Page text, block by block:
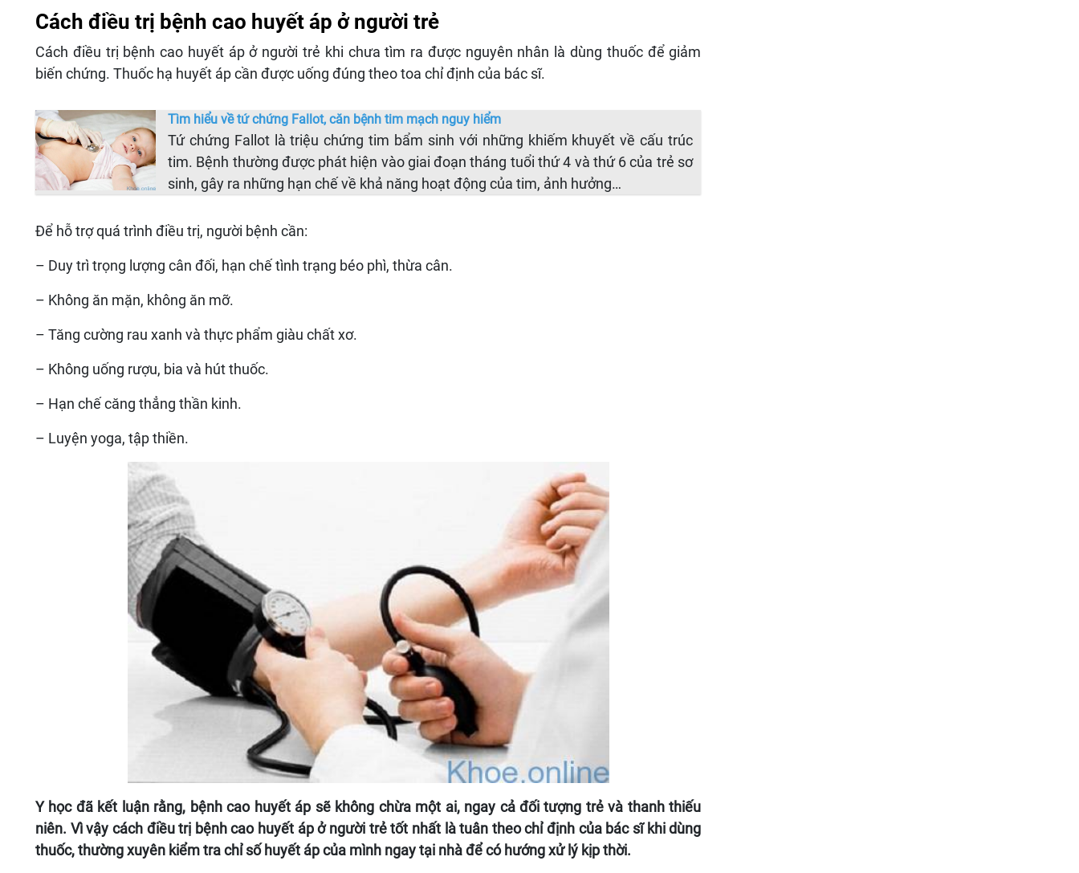
Cách điều trị bệnh cao huyết áp ở người trẻ
Cách điều trị bệnh cao huyết áp ở người trẻ khi chưa tìm ra được nguyên nhân là dùng thuốc để giảm
biến chứng. Thuốc hạ huyết áp cần được uống đúng theo toa chỉ định của bác sĩ.
Tìm hiểu về tứ chứng Fallot, căn bệnh tim mạch nguy hiểm
Tứ chứng Fallot là triệu chứng tim bẩm sinh với những khiếm khuyết về cấu trúc
tim. Bệnh thường được phát hiện vào giai đoạn tháng tuổi thứ 4 và thứ 6 của trẻ sơ
sinh, gây ra những hạn chế về khả năng hoạt động của tim, ảnh hưởng…
Để hỗ trợ quá trình điều trị, người bệnh cần:
– Duy trì trọng lượng cân đối, hạn chế tình trạng béo phì, thừa cân.
– Không ăn mặn, không ăn mỡ.
– Tăng cường rau xanh và thực phẩm giàu chất xơ.
– Không uống rượu, bia và hút thuốc.
– Hạn chế căng thẳng thần kinh.
– Luyện yoga, tập thiền.
Y học đã kết luận rằng, bệnh cao huyết áp sẽ không chừa một ai, ngay cả đối tượng trẻ và thanh thiếu
niên. Vì vậy cách điều trị bệnh cao huyết áp ở người trẻ tốt nhất là tuân theo chỉ định của bác sĩ khi dùng
thuốc, thường xuyên kiểm tra chỉ số huyết áp của mình ngay tại nhà để có hướng xử lý kịp thời.